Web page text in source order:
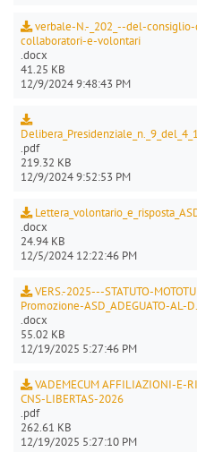
verbale-N.-_202_--del-
collaboratori-e-volontari
.docx
41.25 KB
12/9/2024 9:48:43 PM
.pdf
219.32 KB
12/9/2024 9:52:53 PM
.docx
24.94 KB
12/5/2024 12:22:46 PM
VERS.-2025---STATUTO-
Promozione-ASD_ADEGUATO-AL-
.docx
55.02 KB
12/19/2025 5:27:46 PM
VADEMECUM AFFILIAZIONI-E-
CNS-LIBERTAS-2026
.pdf
262.61 KB
12/19/2025 5:27:10 PM